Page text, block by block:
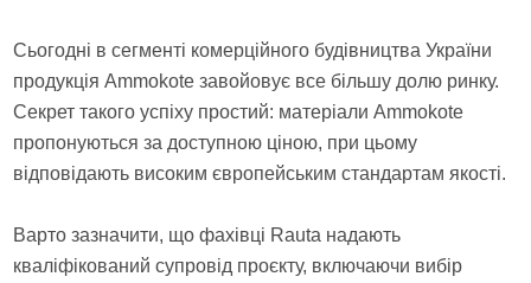
Сьогодні в сегменті комерційного будівництва України
продукція Ammokote завойовує все більшу долю ринку.
Секрет такого успіху простий: матеріали Ammokote
пропонуються за доступною ціною, при цьому
відповідають високим європейським стандартам якості.
Варто зазначити, що фахівці Rauta надають
кваліфікований супровід проєкту, включаючи вибір